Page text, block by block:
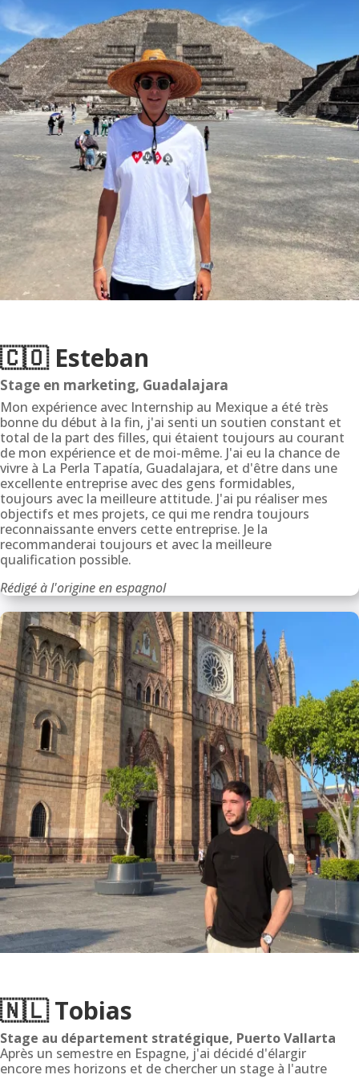
🇨🇴 Esteban
Stage en marketing, Guadalajara
Mon expérience avec Internship au Mexique a été très
bonne du début à la fin, j'ai senti un soutien constant et
total de la part des filles, qui étaient toujours au courant
de mon expérience et de moi-même. J'ai eu la chance de
vivre à La Perla Tapatía, Guadalajara, et d'être dans une
excellente entreprise avec des gens formidables,
toujours avec la meilleure attitude. J'ai pu réaliser mes
objectifs et mes projets, ce qui me rendra toujours
reconnaissante envers cette entreprise. Je la
recommanderai toujours et avec la meilleure
qualification possible.
Rédigé à l'origine en espagnol
🇳🇱 Tobias
Stage au département stratégique, Puerto Vallarta
Après un semestre en Espagne, j'ai décidé d'élargir
encore mes horizons et de chercher un stage à l'autre